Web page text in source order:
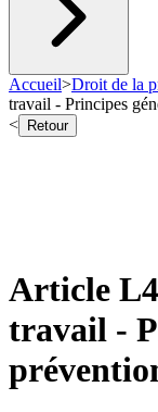
Accueil>Droit de la
travail - Principes
<
Retour
Article
travail -